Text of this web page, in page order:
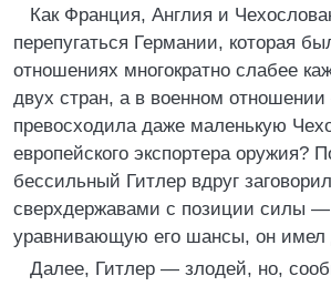
Как Франция, Англия и
перепугаться Германии, которая
отношениях многократно слабее
двух стран, а в военном
превосходила даже маленькую
европейского экспортера оружия?
бессильный Гитлер вдруг
сверхдержавами с позиции силы —
уравнивающую его шансы, он имел
Далее, Гитлер — злодей, но,